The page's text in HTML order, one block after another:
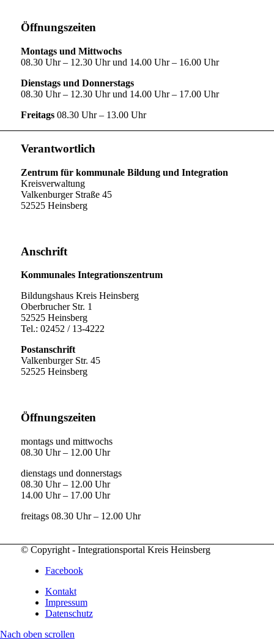
Öffnungszeiten
Montags und Mittwochs
08.30 Uhr – 12.30 Uhr und 14.00 Uhr – 16.00 Uhr
Dienstags und Donnerstags
08.30 Uhr – 12.30 Uhr und 14.00 Uhr – 17.00 Uhr
Freitags08.30 Uhr – 13.00 Uhr
Verantwortlich
Zentrum für kommunale Bildung und Integration
Kreisverwaltung
Valkenburger Straße 45
52525 Heinsberg
Anschrift
Kommunales Integrationszentrum
Bildungshaus Kreis Heinsberg
Oberbrucher Str. 1
52525 Heinsberg
Tel.: 02452 / 13-4222
Postanschrift
Valkenburger Str. 45
52525 Heinsberg
Öffnungszeiten
montags und mittwochs
08.30 Uhr – 12.00 Uhr
dienstags und donnerstags
08.30 Uhr – 12.00 Uhr
14.00 Uhr – 17.00 Uhr
freitags 08.30 Uhr – 12.00 Uhr
© Copyright - Integrationsportal Kreis Heinsberg
Facebook
Kontakt
Impressum
Datenschutz
Nach oben scrollen